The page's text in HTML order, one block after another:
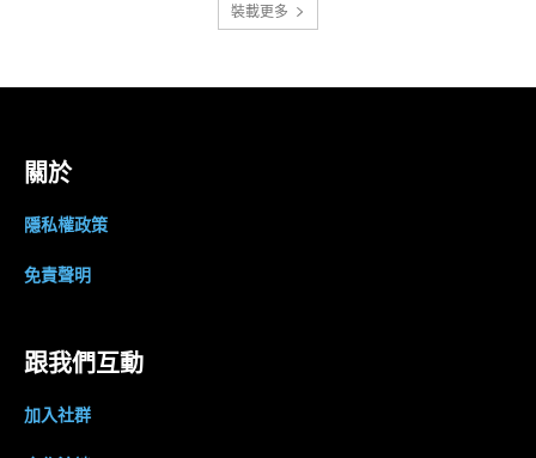
裝載更多
關於
隱私權政策
免責聲明
跟我們互動
加入社群